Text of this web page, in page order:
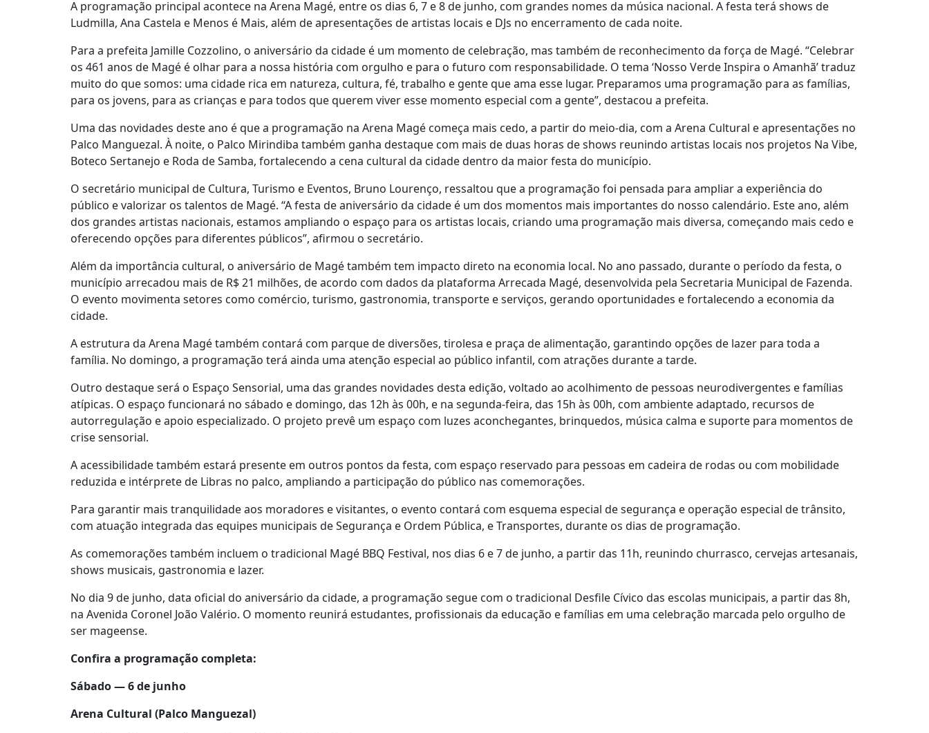
A programação principal acontece na Arena Magé, entre os dias 6, 7 e 8 de junho, com grandes nomes da música nacional. A festa terá shows de
Ludmilla, Ana Castela e Menos é Mais, além de apresentações de artistas locais e DJs no encerramento de cada noite.
Para a prefeita Jamille Cozzolino, o aniversário da cidade é um momento de celebração, mas também de reconhecimento da força de Magé. “Celebrar
os 461 anos de Magé é olhar para a nossa história com orgulho e para o futuro com responsabilidade. O tema ‘Nosso Verde Inspira o Amanhã’ traduz
muito do que somos: uma cidade rica em natureza, cultura, fé, trabalho e gente que ama esse lugar. Preparamos uma programação para as famílias,
para os jovens, para as crianças e para todos que querem viver esse momento especial com a gente”, destacou a prefeita.
Uma das novidades deste ano é que a programação na Arena Magé começa mais cedo, a partir do meio-dia, com a Arena Cultural e apresentações no
Palco Manguezal. À noite, o Palco Mirindiba também ganha destaque com mais de duas horas de shows reunindo artistas locais nos projetos Na Vibe,
Boteco Sertanejo e Roda de Samba, fortalecendo a cena cultural da cidade dentro da maior festa do município.
O secretário municipal de Cultura, Turismo e Eventos, Bruno Lourenço, ressaltou que a programação foi pensada para ampliar a experiência do
público e valorizar os talentos de Magé. “A festa de aniversário da cidade é um dos momentos mais importantes do nosso calendário. Este ano, além
dos grandes artistas nacionais, estamos ampliando o espaço para os artistas locais, criando uma programação mais diversa, começando mais cedo e
oferecendo opções para diferentes públicos”, afirmou o secretário.
Além da importância cultural, o aniversário de Magé também tem impacto direto na economia local. No ano passado, durante o período da festa, o
município arrecadou mais de R$ 21 milhões, de acordo com dados da plataforma Arrecada Magé, desenvolvida pela Secretaria Municipal de Fazenda.
O evento movimenta setores como comércio, turismo, gastronomia, transporte e serviços, gerando oportunidades e fortalecendo a economia da
cidade.
A estrutura da Arena Magé também contará com parque de diversões, tirolesa e praça de alimentação, garantindo opções de lazer para toda a
família. No domingo, a programação terá ainda uma atenção especial ao público infantil, com atrações durante a tarde.
Outro destaque será o Espaço Sensorial, uma das grandes novidades desta edição, voltado ao acolhimento de pessoas neurodivergentes e famílias
atípicas. O espaço funcionará no sábado e domingo, das 12h às 00h, e na segunda-feira, das 15h às 00h, com ambiente adaptado, recursos de
autorregulação e apoio especializado. O projeto prevê um espaço com luzes aconchegantes, brinquedos, música calma e suporte para momentos de
crise sensorial.
A acessibilidade também estará presente em outros pontos da festa, com espaço reservado para pessoas em cadeira de rodas ou com mobilidade
reduzida e intérprete de Libras no palco, ampliando a participação do público nas comemorações.
Para garantir mais tranquilidade aos moradores e visitantes, o evento contará com esquema especial de segurança e operação especial de trânsito,
com atuação integrada das equipes municipais de Segurança e Ordem Pública, e Transportes, durante os dias de programação.
As comemorações também incluem o tradicional Magé BBQ Festival, nos dias 6 e 7 de junho, a partir das 11h, reunindo churrasco, cervejas artesanais,
shows musicais, gastronomia e lazer.
No dia 9 de junho, data oficial do aniversário da cidade, a programação segue com o tradicional Desfile Cívico das escolas municipais, a partir das 8h,
na Avenida Coronel João Valério. O momento reunirá estudantes, profissionais da educação e famílias em uma celebração marcada pelo orgulho de
ser mageense.
Confira a programação completa:
Sábado — 6 de junho
Arena Cultural (Palco Manguezal)